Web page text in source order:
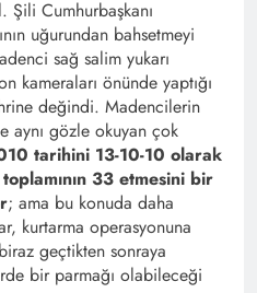
Cumhurbaşkanı
uğurundan bahsetmeyi
sağ salim yukarı
kameraları önünde yaptığı
değindi. Madencilerin
aynı gözle okuyan çok
tarihini 13-10-10 olarak
33 etmesini bir
; ama bu konuda daha
kurtarma operasyonuna
biraz geçtikten sonraya
bir parmağı olabileceği